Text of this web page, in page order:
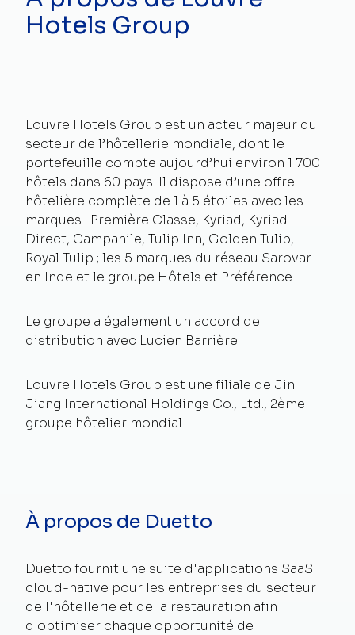
Hotels Group
Louvre Hotels Group est un acteur majeur du
secteur de l’hôtellerie mondiale, dont le
portefeuille compte aujourd’hui environ 1 700
hôtels dans 60 pays. Il dispose d’une offre
hôtelière complète de 1 à 5 étoiles avec les
marques : Première Classe, Kyriad, Kyriad
Direct, Campanile, Tulip Inn, Golden Tulip,
Royal Tulip ; les 5 marques du réseau Sarovar
en Inde et le groupe Hôtels et Préférence.
Le groupe a également un accord de
distribution avec Lucien Barrière.
Louvre Hotels Group est une filiale de Jin
Jiang International Holdings Co., Ltd., 2ème
groupe hôtelier mondial.
À propos de Duetto
Duetto fournit une suite d'applications SaaS
cloud-native pour les entreprises du secteur
de l'hôtellerie et de la restauration afin
d'optimiser chaque opportunité de